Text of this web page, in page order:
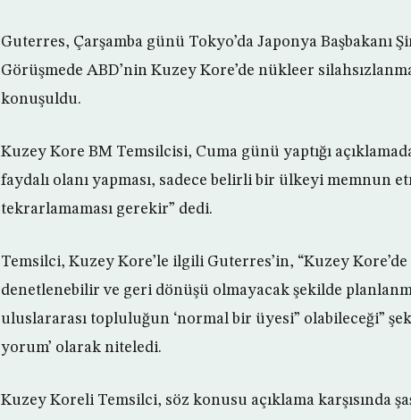
Guterres, Çarşamba günü Tokyo’da Japonya Başbakanı
Görüşmede ABD’nin Kuzey Kore’de nükleer
konuşuldu.
Kuzey Kore BM Temsilcisi, Cuma günü yaptığı
faydalı olanı yapması, sadece belirli bir ülkeyi memnun
tekrarlamaması gerekir” dedi.
Temsilci, Kuzey Kore’le ilgili Guterres’in, “Kuzey
denetlenebilir ve geri dönüşü olmayacak şekilde
uluslararası topluluğun ‘normal bir üyesi” olabileceği”
yorum’ olarak niteledi.
Kuzey Koreli Temsilci, söz konusu açıklama karşısında